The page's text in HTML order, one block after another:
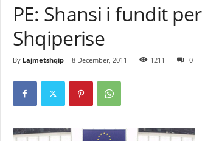
PE: Shansi i fundit
Shqiperise
By Lajmetshqip- 8 December, 2011 1211 0